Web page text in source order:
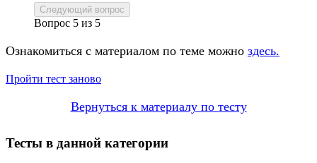
Следующий вопрос
Вопрос 5 из 5
Ознакомиться с материалом по теме можно здесь.
Пройти тест заново
Вернуться к материалу по тесту
Тесты в данной категории